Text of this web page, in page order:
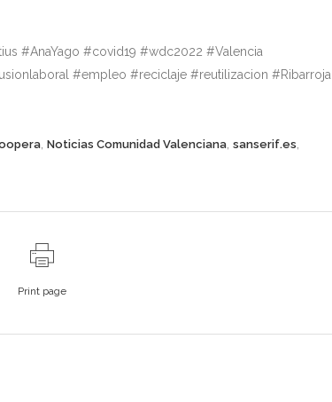
#AnaYago #covid19 #wdc2022 #Valencia
#empleo #reciclaje #reutilizacion #Ribarroja
Noticias Comunidad Valenciana sanserif.es
Print page